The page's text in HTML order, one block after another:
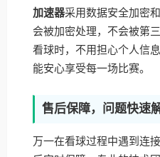
加速器采用数据安全加密
会被加密处理，不会被第
看球时，不用担心个人信
能安心享受每一场比赛。
售后保障，问题快速
万一在看球过程中遇到连